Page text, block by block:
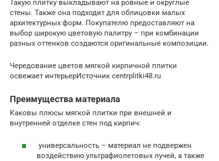
Такую плитку выкладывают на ровные и округлые
стены. Также она подходит для облицовки малых
архитектурных форм. Покупателю предоставляют на
выбор широкую цветовую палитру – при комбинации
разных оттенков создаются оригинальные композиции.
Чередование цветов мягкой кирпичной плитки
освежает интерьерИсточник centrplitki48.ru
Преимущества материала
Каковы плюсы мягкой плитки при внешней и
внутренней отделке стен под кирпич:
универсальность – материал не подвержен
воздействию ультрафиолетовых лучей, а также